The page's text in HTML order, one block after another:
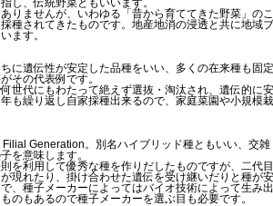
し、伝統野菜ともいいます。
りませんが、いわゆる「昔から育ててきた野菜」のこ
種されてきたものです。地産地消の浸透と共に地域ブ
ます。
に遺伝性が安定した品種をいい、多くの在来種も固定
その代表例です。
世代にもわたって絶えず選抜・淘汰され、遺伝的に安
も繰り返し自家採種出来るので、家庭菜園や小規模栽
Filial Generation。別名ハイブリッド種ともいい、交雑
を意味します。
を利用して優秀な種を作りだしたものですが、二代目
現れたり、掛け合わせた遺伝を受け継いだりと種が安
、種子メーカーによってはバイオ技術によって生み出
のもあるので種子メーカーを選ぶ目も必要です。